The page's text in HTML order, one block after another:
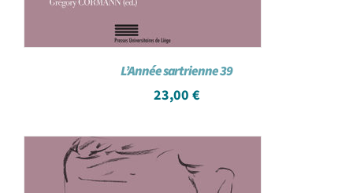
L’Année sartrienne 39
23,00 €